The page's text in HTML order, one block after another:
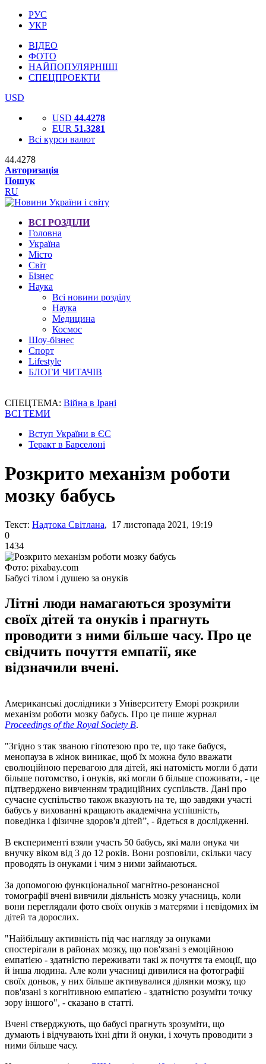
РУС
УКР
ВІДЕО
ФОТО
НАЙПОПУЛЯРНІШІ
СПЕЦПРОЕКТИ
USD
USD 44.4278
EUR 51.3281
Всі курси валют
44.4278
Авторизація
Пошук
RU
ВСІ РОЗДІЛИ
Головна
Україна
Місто
Світ
Бізнес
Наука
Всі новини розділу
Наука
Медицина
Космос
Шоу-бізнес
Спорт
Lifestyle
БЛОГИ ЧИТАЧІВ
СПЕЦТЕМА: Війна в Ірані
ВСІ ТЕМИ
Вступ України в ЄС
Теракт в Барселоні
Розкрито механізм роботи
мозку бабусь
Текст: Надтока Світлана, 17 листопада 2021, 19:19
0
1434
Фото: pixabay.com
Бабусі тілом і душею за онуків
Літні люди намагаються зрозуміти
своїх дітей та онуків і прагнуть
проводити з ними більше часу. Про це
свідчить почуття емпатії, яке
відзначили вчені.
Американські дослідники з Університету Еморі розкрили
механізм роботи мозку бабусь. Про це пише журнал
Proceedings of the Royal Society B.
"Згідно з так званою гіпотезою про те, що таке бабуся,
менопауза в жінок виникає, щоб їх можна було вважати
еволюційною перевагою для дітей, які натомість могли б дати
більше потомство, і онуків, які могли б більше споживати, - це
підтверджено вивченням традиційних суспільств. Дані про
сучасне суспільство також вказують на те, що завдяки участі
бабусь у вихованні кращають академічна успішність,
поведінка і фізичне здоров'я дітей”, - йдеться в дослідженні.
В експерименті взяли участь 50 бабусь, які мали онука чи
внучку віком від 3 до 12 років. Вони розповіли, скільки часу
проводять із онуками і чим з ними займаються.
За допомогою функціональної магнітно-резонансної
томографії вчені вивчили діяльність мозку учасниць, коли
вони переглядали фото своїх онуків з матерями і невідомих їм
дітей та дорослих.
"Найбільшу активність під час нагляду за онуками
спостерігали в районах мозку, що пов'язані з емоційною
емпатією - здатністю переживати такі ж почуття та емоції, що
й інша людина. Але коли учасниці дивилися на фотографії
своїх доньок, у них більше активувалися ділянки мозку, що
пов'язані з когнітивною емпатією - здатністю розуміти точку
зору іншого", - сказано в статті.
Вчені стверджують, що бабусі прагнуть зрозуміти, що
думають і відчувають їхні діти й онуки, і хочуть проводити з
ними більше часу.